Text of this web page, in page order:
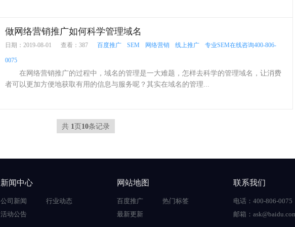
做网络营销推广如何科学管理域名
日期：2019-08-01 查看：387 百度推广 SEM 网络营销 线上推广 专业SEM在线咨询400-806-
0075
在网络营销推广的过程中，域名的管理是一大难题，怎样去科学的管理域名，让消费
者可以更加方便地获取有用的信息与服务呢？其实在域名的管理...
共 1页 10条记录
新闻中心
公司新闻
行业动态
活动公告
网站地图
百度推广
热门标签
最新更新
联系我们
电话：400-806-0075
邮箱：